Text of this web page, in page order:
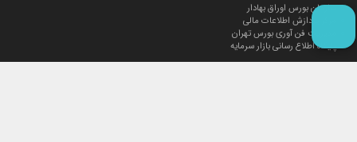
سازمان بورس اوراق بهادار
مرکز پردازش اطلاعات مالی
مدیریت فن آوری بورس تهران
پایگاه اطلاع رسانی بازار سرمایه